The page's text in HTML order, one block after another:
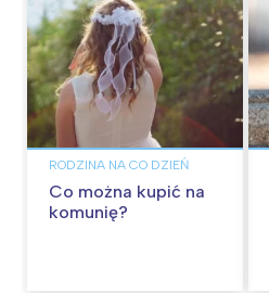
RODZINA NA CO DZIEŃ
Co można kupić na
komunię?